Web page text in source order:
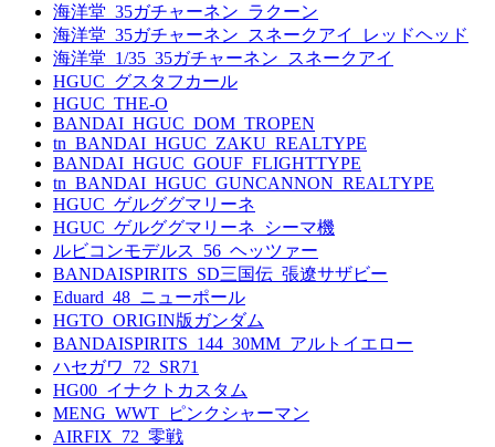
海洋堂_35ガチャーネン_ラクーン
海洋堂_35ガチャーネン_スネークアイ_レッドヘッド
海洋堂_1/35_35ガチャーネン_スネークアイ
HGUC_グスタフカール
HGUC_THE-O
BANDAI_HGUC_DOM_TROPEN
tn_BANDAI_HGUC_ZAKU_REALTYPE
BANDAI_HGUC_GOUF_FLIGHTTYPE
tn_BANDAI_HGUC_GUNCANNON_REALTYPE
HGUC_ゲルググマリーネ
HGUC_ゲルググマリーネ_シーマ機
ルビコンモデルス_56_ヘッツァー
BANDAISPIRITS_SD三国伝_張遼サザビー
Eduard_48_ニューポール
HGTO_ORIGIN版ガンダム
BANDAISPIRITS_144_30MM_アルトイエロー
ハセガワ_72_SR71
HG00_イナクトカスタム
MENG_WWT_ピンクシャーマン
AIRFIX_72_零戦